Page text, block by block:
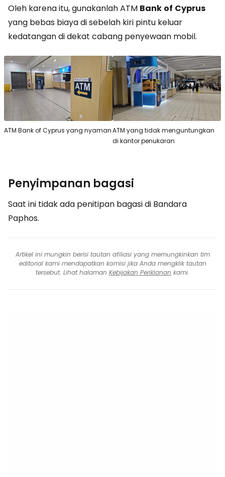
Oleh karena itu, gunakanlah ATM Bank of Cyprus
yang bebas biaya di sebelah kiri pintu keluar
kedatangan di dekat cabang penyewaan mobil.
ATM Bank of Cyprus yang nyamanATM yang tidak menguntungkan
di kantor penukaran
Penyimpanan bagasi
Saat ini tidak ada penitipan bagasi di Bandara
Paphos.
Artikel ini mungkin berisi tautan afiliasi yang memungkinkan tim
editorial kami mendapatkan komisi jika Anda mengklik tautan
tersebut. Lihat halaman Kebijakan Periklanan kami.